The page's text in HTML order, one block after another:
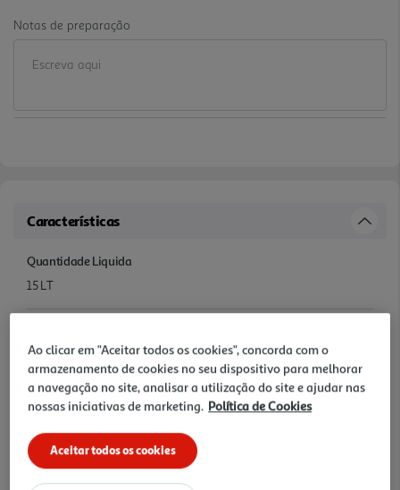
Notas de preparação
Características
Quantidade Liquida
15 LT
AQUA / WATER / EAU. ERYTHRITOL. PROPANEDIOL. ISODECYL
NEOPENTANOATE. TRIOLEIN. CETEARYL ALCOHOL.
DISTEAROYLETHYL DIMONIUM CHLORIDE. POLYQUATERNIUM37.
PARFUM / FRAGRANCE. PANTHENOL. CHLORPHENESIN.
TOCOPHE ROL. ALTHAEA OFFICINALIS ROOT EXTRACT. CITRIC
ACID. LINALYL ACETATE. HELIANTHUS ANNUUS (SUNFLOWER)
SEED OIL. ALPHAISOMETHYL IONONE. LIMONENE. HEXYL
Ao clicar em "Aceitar todos os cookies", concorda com o
armazenamento de cookies no seu dispositivo para melhorar
a navegação no site, analisar a utilização do site e ajudar nas
nossas iniciativas de marketing. Política de Cookies
Aceitar todos os cookies